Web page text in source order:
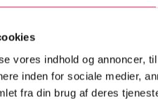
vores indhold og annoncer,
inden for sociale medier,
fra din brug af deres